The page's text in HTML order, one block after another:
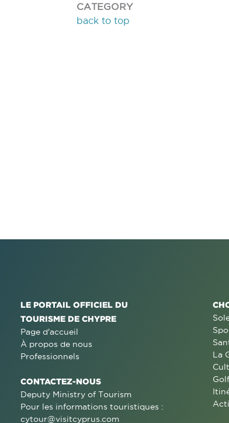
CATEGORY
back to top
LE PORTAIL OFFICIEL DU
TOURISME DE CHYPRE
Page d'accueil
À propos de nous
Professionnels
CONTACTEZ-NOUS
Deputy Ministry of Tourism
Pour les informations touristiques :
cytour@visitcyprus.com
La
Golf